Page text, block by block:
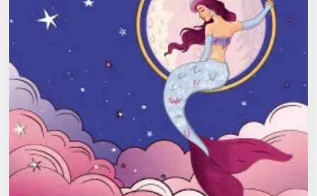
Экскурсии
События
Города
Площадки